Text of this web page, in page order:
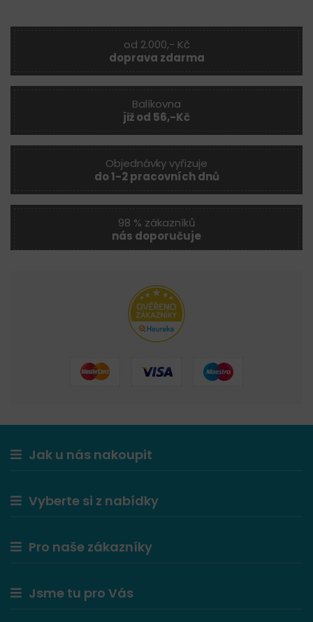
od 2.000,- Kč
doprava zdarma
Balíkovna
již od 56,-Kč
Objednávky vyřizuje
do 1-2 pracovních dnů
98 % zákazníků
nás doporučuje
Jak u nás nakoupit
Vyberte si z nabídky
Pro naše zákazníky
Jsme tu pro Vás